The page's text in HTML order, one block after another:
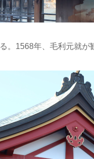
。1568年、毛利元就が